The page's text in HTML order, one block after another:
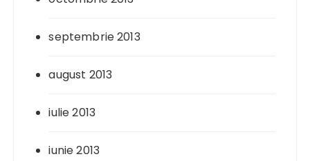
septembrie 2013
august 2013
iulie 2013
iunie 2013